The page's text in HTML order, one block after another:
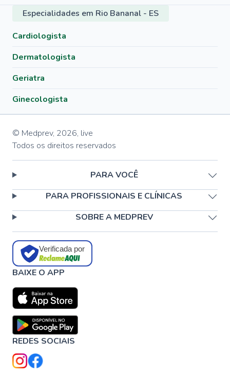
Especialidades em Rio Bananal - ES
Cardiologista
Dermatologista
Geriatra
Ginecologista
© Medprev, 2026, live
Todos os direitos reservados
PARA VOCÊ
PARA PROFISSIONAIS E CLÍNICAS
SOBRE A MEDPREV
Verificada por
BAIXE O APP
REDES SOCIAIS